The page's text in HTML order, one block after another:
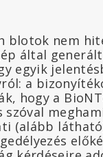
blotok nem
által
egyik
a
hogy a
szóval
(alább